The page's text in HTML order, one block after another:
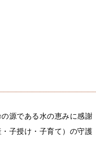
源である水の恵みに感謝
子授け・子育て）の守護